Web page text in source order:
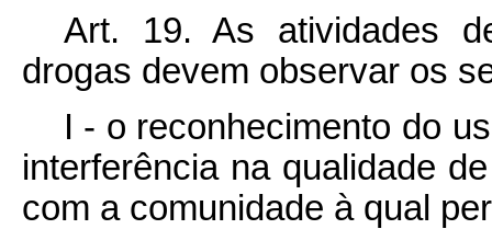
Art. 19. As atividades
drogas devem observar os
I - o reconhecimento do
interferência na qualidade
com a comunidade à qual